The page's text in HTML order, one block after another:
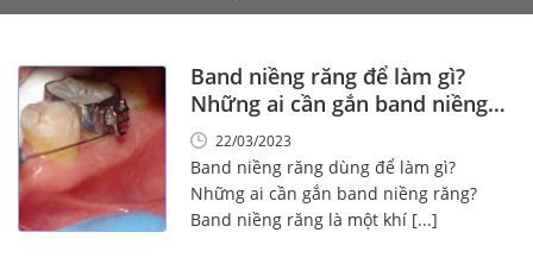
Band niềng răng để làm gì?
Những ai cần gắn band niềng
răng?
22/03/2023
Band niềng răng dùng để làm gì?
Những ai cần gắn band niềng răng?
Band niềng răng là một khí [...]